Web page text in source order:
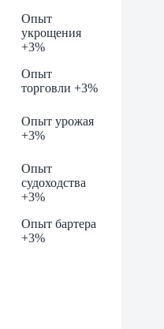
Опыт
укрощения
+3%
Опыт
торговли +3%
Опыт урожая
+3%
Опыт
судоходства
+3%
Опыт бартера
+3%